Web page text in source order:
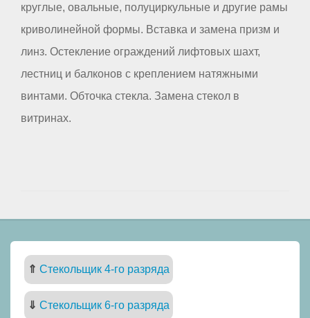
круглые, овальные, полуциркульные и другие рамы
криволинейной формы. Вставка и замена призм и
линз. Остекление ограждений лифтовых шахт,
лестниц и балконов с креплением натяжными
винтами. Обточка стекла. Замена стекол в
витринах.
⇑ Стекольщик 4-го разряда
⇓ Стекольщик 6-го разряда